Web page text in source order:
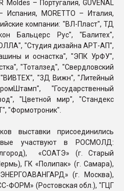
Moldes – Португалия, GUVENAL
MORETTO – Италия,
компании: "ВЛ-Пласт", ТД
Бальцерс Рус", "Балитех",
"Студия дизайна АРТ-АП",
и оснастка", "ЭПК УрФУ",
"Тоталзед", "Свердловский
"ВИВТЕХ", "3Д Вижн", "Литейный
"Государственный
"Цветной мир", "Стандекс
"Формотроник".
выставки присоединились
участвуют в РОСМОЛД:
«СОАТЭ» (г. Старый
ГК «Полипак» (г. Самара),
(г. Москва),
(Ростовская обл.), "ГЦГ